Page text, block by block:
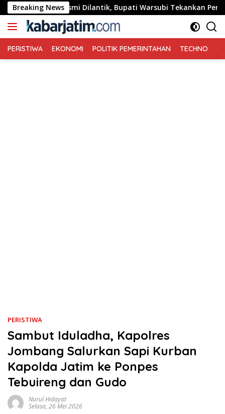
Langsung
ke
konten
Breaking News
Resmi Dilantik, Bupati Warsubi Tekankan Peran Strategis
PERISTIWA EKONOMI POLITIK PEMERINTAHAN TECHNO
PERISTIWA
Sambut Iduladha, Kapolres
Jombang Salurkan Sapi Kurban
Kapolda Jatim ke Ponpes
Tebuireng dan Gudo
Nurul Hidayat
Selasa, 26 Mei 2026